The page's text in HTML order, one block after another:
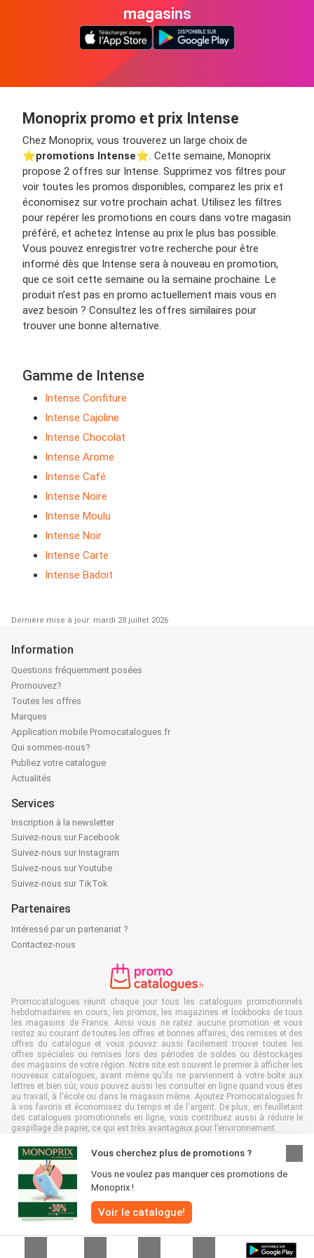
magasins
Monoprix promo et prix Intense
Chez Monoprix, vous trouverez un large choix de
⭐️promotions Intense⭐️. Cette semaine, Monoprix
propose 2 offres sur Intense. Supprimez vos filtres pour
voir toutes les promos disponibles, comparez les prix et
économisez sur votre prochain achat. Utilisez les filtres
pour repérer les promotions en cours dans votre magasin
préféré, et achetez Intense au prix le plus bas possible.
Vous pouvez enregistrer votre recherche pour être
informé dès que Intense sera à nouveau en promotion,
que ce soit cette semaine ou la semaine prochaine. Le
produit n’est pas en promo actuellement mais vous en
avez besoin ? Consultez les offres similaires pour
trouver une bonne alternative.
Gamme de Intense
Intense Confiture
Intense Cajoline
Intense Chocolat
Intense Arome
Intense Café
Intense Noire
Intense Moulu
Intense Noir
Intense Carte
Intense Badoit
Dernière mise à jour: mardi 28 juillet 2026
Vous cherchez plus de promotions ?
Vous ne voulez pas manquer ces promotions de
Monoprix !
Voir le catalogue!
Information
Questions fréquemment posées
Promouvez?
Toutes les offres
Marques
Application mobile Promocatalogues.fr
Qui sommes-nous?
Publiez votre catalogue
Actualités
Services
Inscription à la newsletter
Suivez-nous sur Facebook
Suivez-nous sur Instagram
Suivez-nous sur Youtube
Suivez-nous sur TikTok
Partenaires
Intéressé par un partenariat ?
Contactez-nous
Promocatalogues réunit chaque jour tous les catalogues promotionnels
hebdomadaires en cours, les promos, les magazines et lookbooks de tous
les magasins de France. Ainsi vous ne ratez aucune promotion et vous
restez au courant de toutes les offres et bonnes affaires, des remises et des
offres du catalogue et vous pouvez aussi facilement trouver toutes les
offres spéciales ou remises lors des périodes de soldes ou déstockages
des magasins de votre région. Notre site est souvent le premier à afficher les
nouveaux catalogues, avant même qu'ils ne parviennent à votre boîte aux
lettres et bien sûr, vous pouvez aussi les consulter en ligne quand vous êtes
au travail, à l'école ou dans le magasin même. Ajoutez Promocatalogues.fr
à vos favoris et économisez du temps et de l'argent. De plus, en feuilletant
des catalogues promotionnels en ligne, vous contribuez aussi à réduire le
gaspillage de papier, ce qui est très avantageux pour l’environnement.
Tous droits réservés & copie : Promocatalogues.fr 2026 |
responsabilité| Conditions générales|Politique de confidentialité
relative aux cookies